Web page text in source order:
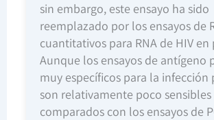
sin embargo, este ensayo ha sido
reemplazado por los ensayos de
cuantitativos para RNA de HIV en
Aunque los ensayos de antígeno
muy específicos para la infección
son relativamente poco sensibles
comparados con los ensayos de